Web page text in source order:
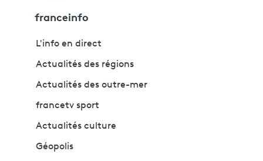
franceinfo
L'info en direct
Actualités des régions
Actualités des outre-mer
francetv sport
Actualités culture
Géopolis